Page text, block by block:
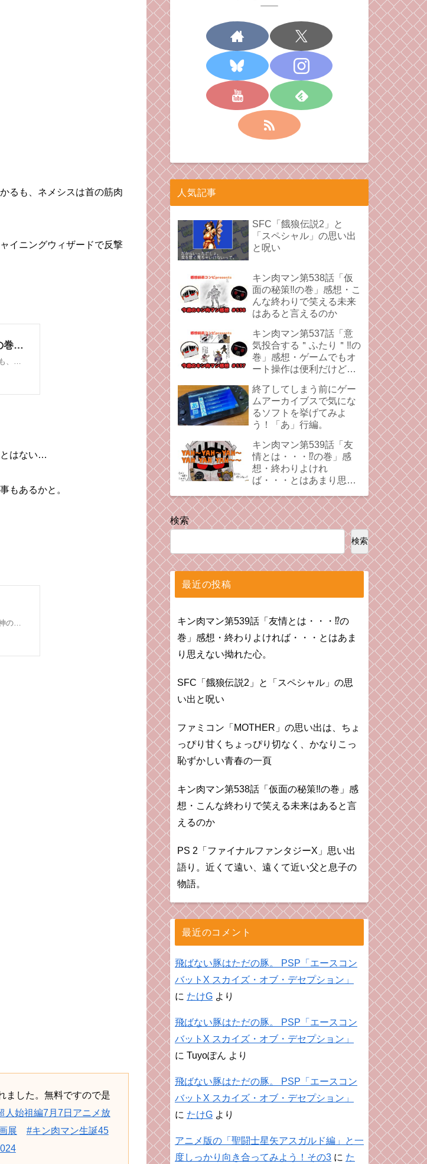
るも、ネメシスは首の筋肉
イニングウィザードで反撃
とはない…
もあるかと。
ました。無料ですので是
人始祖編7月7日アニメ放
展
#キン肉マン生誕45
人気記事
SFC「餓狼伝説2」と
「スペシャル」の思い出
と呪い
キン肉マン第538話「仮
面の秘策‼︎の巻」感想・こ
んな終わりで笑える未来
はあると言えるのか
キン肉マン第537話「意
気投合する＂ふたり＂‼︎の
巻」感想・ゲームでもオ
ート操作は便利だけど、
ことあるよね。
終了してしまう前にゲー
ムアーカイブスで気にな
るソフトを挙げてみよ
う！「あ」行編。
キン肉マン第539話「友
情とは・・・⁉︎の巻」感
想・終わりよけれ
ば・・・とはあまり思え
検索
検索
最近の投稿
キン肉マン第539話「友情とは・・・⁉︎の
巻」感想・終わりよければ・・・とはあま
り思えない拗れた心。
SFC「餓狼伝説2」と「スペシャル」の思
い出と呪い
ファミコン「MOTHER」の思い出は、ちょ
っぴり甘くちょっぴり切なく、かなりこっ
恥ずかしい青春の一頁
キン肉マン第538話「仮面の秘策‼︎の巻」感
想・こんな終わりで笑える未来はあると言
えるのか
PS 2「ファイナルファンタジーX」思い出
語り。近くて遠い、遠くて近い父と息子の
物語。
最近のコメント
飛ばない豚はただの豚。 PSP「エースコン
バットX スカイズ・オブ・デセプション」
に たけG より
飛ばない豚はただの豚。 PSP「エースコン
バットX スカイズ・オブ・デセプション」
に Tuyoぽん より
飛ばない豚はただの豚。 PSP「エースコン
バットX スカイズ・オブ・デセプション」
に たけG より
アニメ版の「聖闘士星矢アスガルド編」と一
度しっかり向き合ってみよう！その3 に た